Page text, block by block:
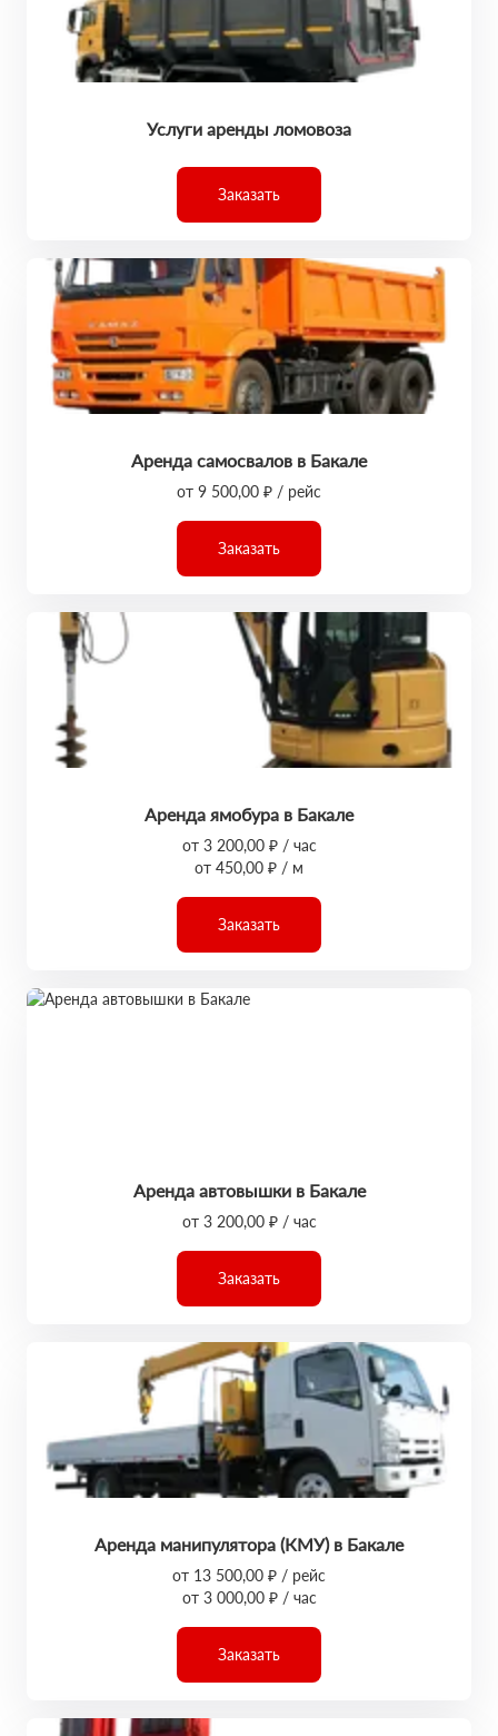
Услуги аренды ломовоза
Заказать
Аренда самосвалов в Бакале
от 9 500,00 ₽ / рейс
Заказать
Аренда ямобура в Бакале
от 3 200,00 ₽ / час
от 450,00 ₽ / м
Заказать
Аренда автовышки в Бакале
от 3 200,00 ₽ / час
Заказать
Аренда манипулятора (КМУ) в Бакале
от 13 500,00 ₽ / рейс
от 3 000,00 ₽ / час
Заказать